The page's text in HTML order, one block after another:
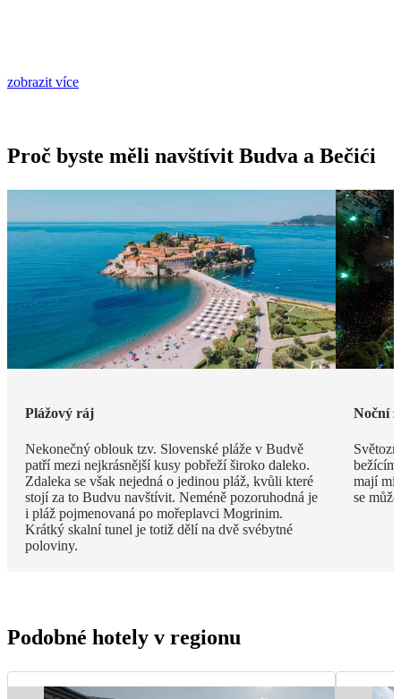
zobrazit více
Proč byste měli navštívit Budva a Bečići
Plážový ráj
Nekonečný oblouk tzv. Slovenské pláže v Budvě
patří mezi nejkrásnější kusy pobřeží široko daleko.
Zdaleka se však nejedná o jedinou pláž, kvůli které
stojí za to Budvu navštívit. Neméně pozoruhodná je
i pláž pojmenovaná po mořeplavci Mogrinim.
Krátký skalní tunel je totiž dělí na dvě svébytné
poloviny.
Noční
bežícím
mají
se
Podobné hotely v regionu